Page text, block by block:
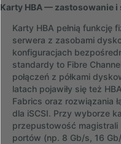
Karty HBA — zastosowanie i
Karty HBA pełnią funkcję
serwera z zasobami
konfiguracjach
standardy to Fibre
połączeń z półkami
latach pojawiły się też
Fabrics oraz rozwiązania
dla iSCSI. Przy wyborze
przepustowość magistrali
portów (np. 8 Gb/s, 16